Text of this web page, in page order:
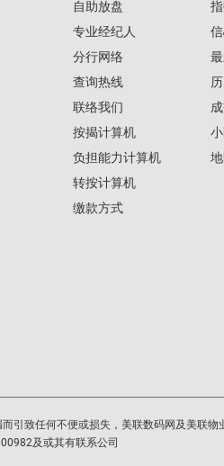
自助放盘
专业经纪人
分行网络
查询热线
联络我们
按揭计算机
负担能力计算机
转按计算机
缴款方式
引致任何不便或损失，美联数码网及美联物
及或其有联系公司